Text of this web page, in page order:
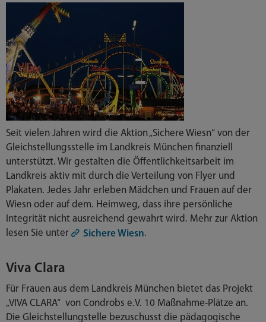
Seit vielen Jahren wird die Aktion „Sichere Wiesn“ von der
Gleichstellungsstelle im Landkreis München finanziell
unterstützt. Wir gestalten die Öffentlichkeitsarbeit im
Landkreis aktiv mit durch die Verteilung von Flyer und
Plakaten. Jedes Jahr erleben Mädchen und Frauen auf der
Wiesn oder auf dem. Heimweg, dass ihre persönliche
Integrität nicht ausreichend gewahrt wird. Mehr zur Aktion
lesen Sie unter
Sichere Wiesn.
Viva Clara
Für Frauen aus dem Landkreis München bietet das Projekt
„VIVA CLARA“ von Condrobs e.V. 10 Maßnahme-Plätze an.
Die Gleichstellungstelle bezuschusst die pädagogische